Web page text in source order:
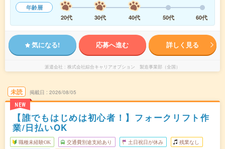
年齢層
20代
30代 40代 50代 60代
気になる! 応募へ進む 詳しく見る
派遣会社 株式会社綜合キャリアオプション 製造事業部（全国）
未読
NEW
掲載日 2026/08/05
【誰でもはじめは初心者！】フォークリフト作
業/日払いOK
職種未経験OK 交通費別途支給あり 土日祝日が休み 残業なし